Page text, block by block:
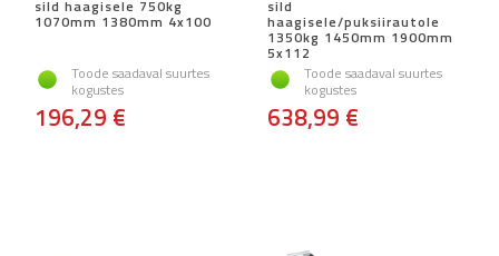
sild haagisele 750kg
1070mm 1380mm 4x100
Toode saadaval suurtes
kogustes
196,29 €
sild
haagisele/puksiirautole
1350kg 1450mm 1900mm
5x112
Toode saadaval suurtes
kogustes
638,99 €